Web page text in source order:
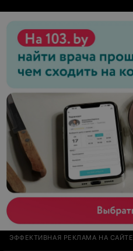
ЭФФЕКТИВНАЯ РЕКЛАМА НА САЙТЕ